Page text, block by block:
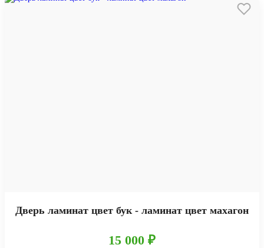
Дверь ламинат цвет бук - ламинат цвет махагон
15 000 ₽